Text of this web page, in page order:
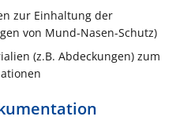
zur Einhaltung der
von Mund-Nasen-Schutz)
(z.B. Abdeckungen) zum